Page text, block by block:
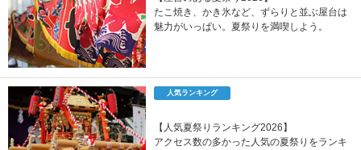
たこ焼き、かき氷など、ずらりと並ぶ屋台は
魅力がいっぱい。夏祭りを満喫しよう。
人気ランキング
【人気夏祭りランキング2026】
アクセス数の多かった人気の夏祭りをランキ